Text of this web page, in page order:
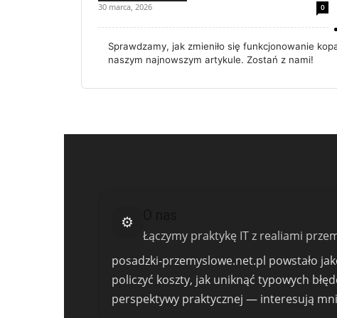
30 marca, 2026
0
Sprawdzamy, jak zmieniło się funkcjonowanie
naszym najnowszym artykule. Zostań z nami!
⚙️
Łączymy praktykę IT z realiami
posadzki-przemyslowe.net.pl powstało
policzyć koszty, jak uniknąć typowych
perspektywy praktycznej — interesują